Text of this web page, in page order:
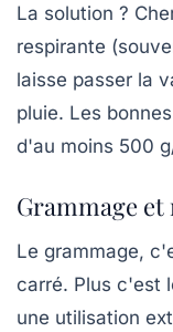
La solution ?
respirante
laisse passer la
pluie. Les
d'au moins 500
Grammage
Le grammage,
carré. Plus c'est
une utilisation